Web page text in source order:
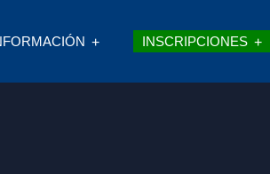
INSCRIPCIONES